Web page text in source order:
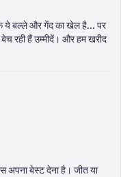
ये बल्ले और गेंद का खेल है... पर
रही हैं उम्मीदें। और हम खरीद
अपना बेस्ट देना है। जीत या